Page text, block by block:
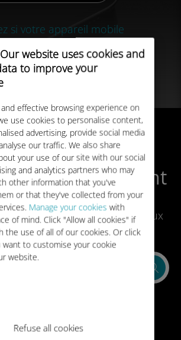
website uses cookies and
to improve your
effective browsing experience on
use cookies to personalise content,
advertising, provide social media
our traffic. We also share
your use of our site with our social
and analytics partners who may
other information that you've
or that they've collected from your
Manage your cookies with
of mind. Click "Allow all cookies" if
the use of all of our cookies. Or click
want to customise your cookie
website.
Refuse all cookies
Windows 11
si votre appareil mobile
étape-par-étape
le forfait de
qui vous convient
large gamme de forfaits de
nationaux et internationaux
de 200 destinations.